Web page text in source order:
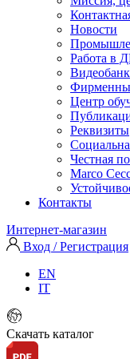
Новости
Работа в
Видеобанк
Центр
Реквизиты
Честная
Marco
Контакты
Интернет-магазин
Вход / Регистрация
EN
IT
Скачать каталог